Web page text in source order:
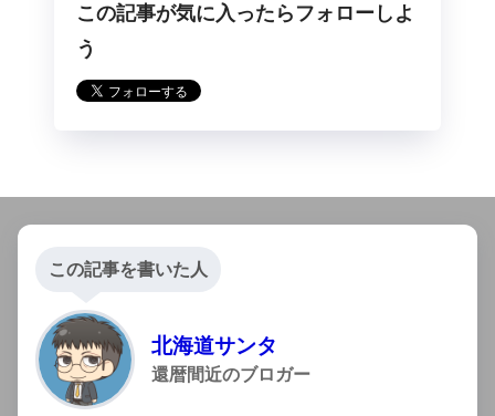
らフォロー
この記事が気に入ったらフォローしよ
う
この記事を書いた人
北海道サンタ
還暦間近のブロガー